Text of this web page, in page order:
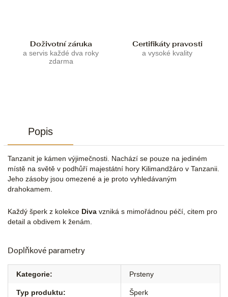
Doživotní záruka
a servis každé dva roky
zdarma
Certifikáty pravosti
a vysoké kvality
Popis
Tanzanit je kámen výjimečnosti. Nachází se pouze na jediném
místě na světě v podhůří majestátní hory Kilimandžáro v Tanzanii.
Jeho zásoby jsou omezené a je proto vyhledávaným
drahokamem.
Každý šperk z kolekce Diva vzniká s mimořádnou péčí, citem pro
detail a obdivem k ženám.
Doplňkové parametry
Kategorie: Prsteny
Typ produktu: Šperk